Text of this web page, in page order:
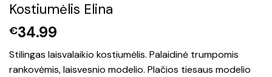
Kostiumėlis Elina
€34.99
Stilingas laisvalaikio kostiumėlis. Palaidinė trumpomis
rankovėmis, laisvesnio modelio. Plačios tiesaus modelio